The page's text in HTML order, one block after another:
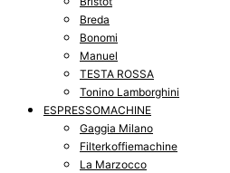
Breda
Bonomi
Manuel
TESTA ROSSA
Tonino Lamborghini
ESPRESSOMACHINE
Gaggia Milano
Filterkoffiemachine
La Marzocco